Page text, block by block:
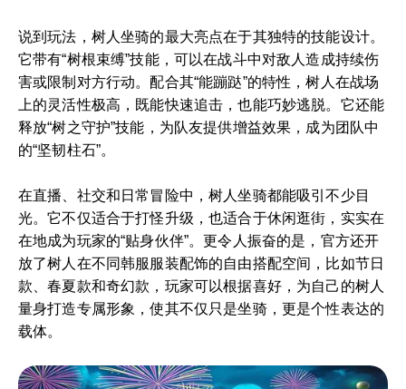
说到玩法，树人坐骑的最大亮点在于其独特的技能设计。
它带有“树根束缚”技能，可以在战斗中对敌人造成持续伤
害或限制对方行动。配合其“能蹦跶”的特性，树人在战场
上的灵活性极高，既能快速追击，也能巧妙逃脱。它还能
释放“树之守护”技能，为队友提供增益效果，成为团队中
的“坚韧柱石”。
在直播、社交和日常冒险中，树人坐骑都能吸引不少目
光。它不仅适合于打怪升级，也适合于休闲逛街，实实在
在地成为玩家的“贴身伙伴”。更令人振奋的是，官方还开
放了树人在不同韩服服装配饰的自由搭配空间，比如节日
款、春夏款和奇幻款，玩家可以根据喜好，为自己的树人
量身打造专属形象，使其不仅只是坐骑，更是个性表达的
载体。